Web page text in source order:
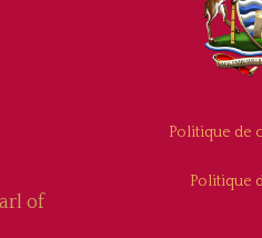
of
Politique de
Politique